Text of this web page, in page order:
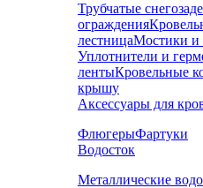
Трубчатые
ограждения
лестницаМостики и
Уплотнители и
лентыКровельные
крышу
Аксессуары для
ФлюгерыФартуки
Водосток
Металлические